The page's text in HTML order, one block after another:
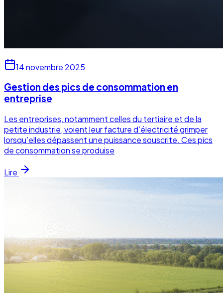
14 novembre 2025
Gestion des pics de consommation en
entreprise
Les entreprises, notamment celles du tertiaire et de la
petite industrie, voient leur facture d’électricité grimper
lorsqu’elles dépassent une puissance souscrite. Ces pics
de consommation se produise
Lire